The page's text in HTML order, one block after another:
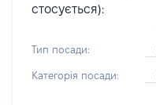
стосується):
Тип посади:
Категорія посади: